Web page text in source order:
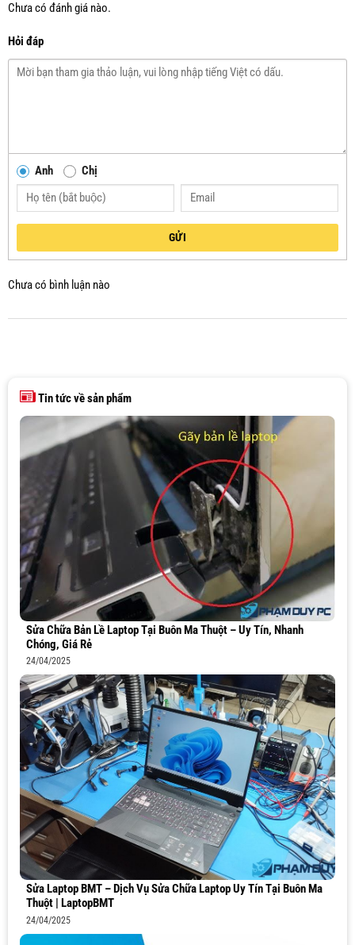
Chưa có đánh giá nào.
Hỏi đáp
Anh Chị
GỬI
Chưa có bình luận nào
Tin tức về sản phẩm
Sửa Chữa Bản Lề Laptop Tại Buôn Ma Thuột – Uy Tín, Nhanh
Chóng, Giá Rẻ
24/04/2025
Sửa Laptop BMT – Dịch Vụ Sửa Chữa Laptop Uy Tín Tại Buôn Ma
Thuột | LaptopBMT
24/04/2025